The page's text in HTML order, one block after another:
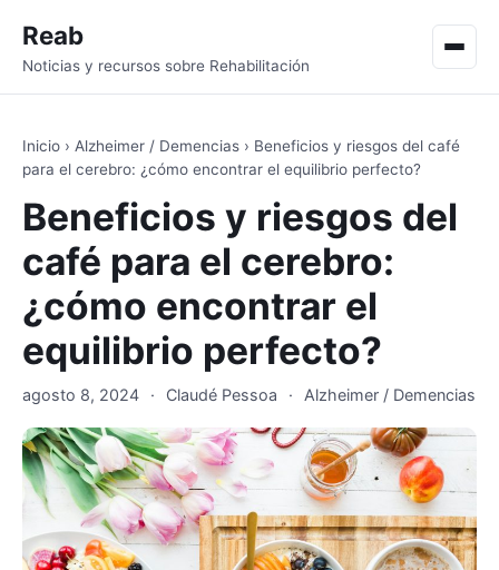
Reab
Noticias y recursos sobre Rehabilitación
Inicio › Alzheimer / Demencias › Beneficios y riesgos del café
para el cerebro: ¿cómo encontrar el equilibrio perfecto?
Beneficios y riesgos del
café para el cerebro:
¿cómo encontrar el
equilibrio perfecto?
agosto 8, 2024 · Claudé Pessoa · Alzheimer / Demencias